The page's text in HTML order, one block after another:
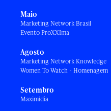
Maio
Marketing Network Brasil
Evento ProXXIma
Agosto
Marketing Network Knowledge
Women To Watch - Homenagem
Setembro
Maximídia